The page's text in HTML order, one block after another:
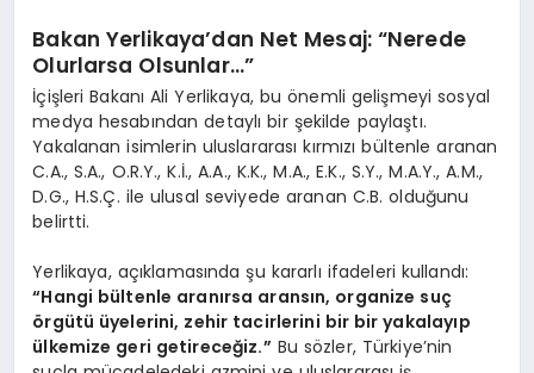
Bakan Yerlikaya’dan Net Mesaj: “Nerede
Olurlarsa Olsunlar…”
İçişleri Bakanı Ali Yerlikaya, bu önemli gelişmeyi sosyal
medya hesabından detaylı bir şekilde paylaştı.
Yakalanan isimlerin uluslararası kırmızı bültenle aranan
C.A., S.A., O.R.Y., K.İ., A.A., K.K., M.A., E.K., S.Y., M.A.Y., A.M.,
D.G., H.S.Ç. ile ulusal seviyede aranan C.B. olduğunu
belirtti.
Yerlikaya, açıklamasında şu kararlı ifadeleri kullandı:
“Hangi bültenle aranırsa aransın, organize suç
örgütü üyelerini, zehir tacirlerini bir bir yakalayıp
ülkemize geri getireceğiz.” Bu sözler, Türkiye’nin